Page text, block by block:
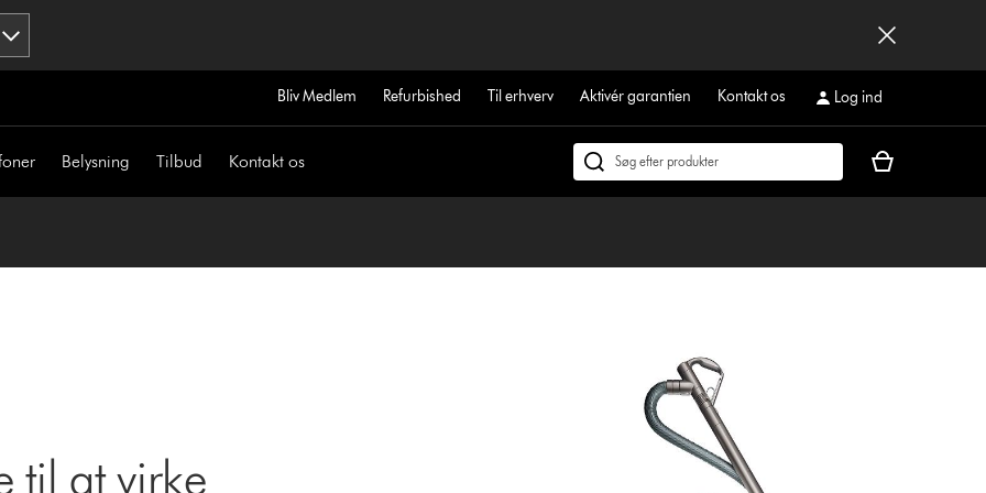
Bliv Medlem Refurbished Til erhverv Aktivér garantien Kontakt os Log ind
Belysning Tilbud Kontakt os
Søg
Indkøbskurven
til at virke